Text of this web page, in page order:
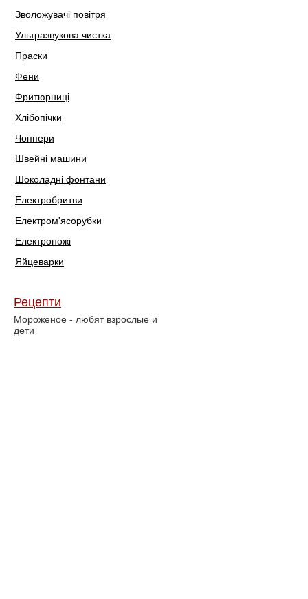
Зволожувачі повітря
Ультразвукова чистка
Праски
Фени
Фритюрниці
Хлібопічки
Чоппери
Швейні машини
Шоколадні фонтани
Електробритви
Електром'ясорубки
Електроножі
Яйцеварки
Рецепти
Мороженое - любят взрослые и
дети